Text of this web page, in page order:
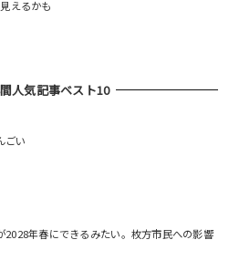
えるかも
人気記事ベスト10
ごい
2028年春にできるみたい。枚方市民への影響